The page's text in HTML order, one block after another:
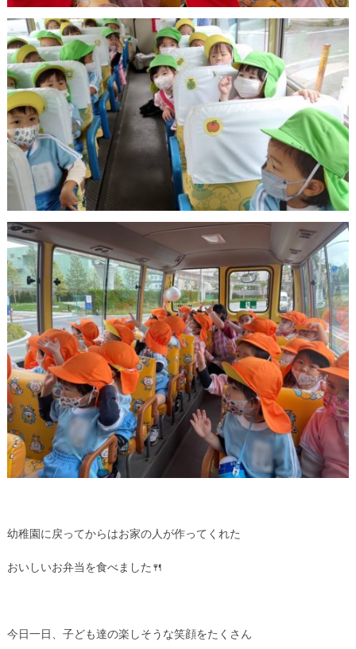
幼稚園に戻ってからはお家の人が作ってくれた
おいしいお弁当を食べました🍴
今日一日、子ども達の楽しそうな笑顔をたくさん